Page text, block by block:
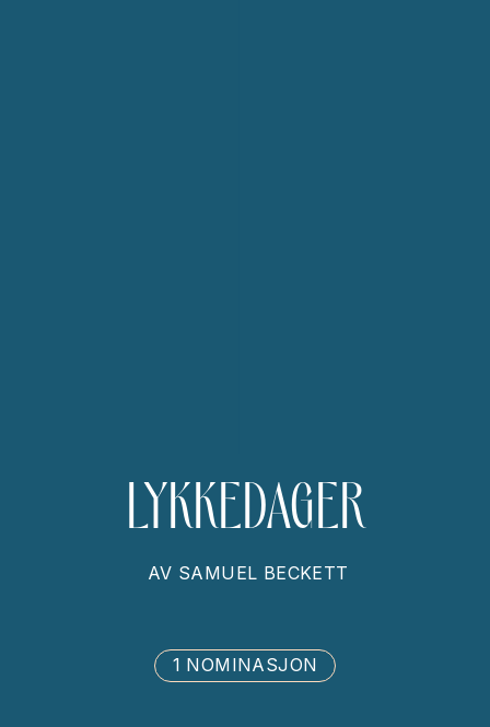
LYKKEDAGER
AV SAMUEL BECKETT
1 NOMINASJON